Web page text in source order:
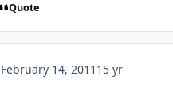
Quote
February 14, 2011 15 yr